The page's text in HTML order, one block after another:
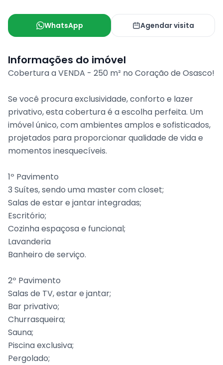
WhatsApp Agendar visita
Informações do imóvel
Cobertura a VENDA - 250 m² no Coração de Osasco!
Se você procura exclusividade, conforto e lazer
privativo, esta cobertura é a escolha perfeita. Um
imóvel único, com ambientes amplos e sofisticados,
projetados para proporcionar qualidade de vida e
momentos inesquecíveis.
1º Pavimento
3 Suítes, sendo uma master com closet;
Salas de estar e jantar integradas;
Escritório;
Cozinha espaçosa e funcional;
Lavanderia
Banheiro de serviço.
2º Pavimento
Salas de TV, estar e jantar;
Bar privativo;
Churrasqueira;
Sauna;
Piscina exclusiva;
Pergolado;